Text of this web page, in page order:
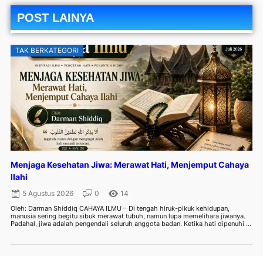
POST LAINYA
TAK BERKATEGORI
Menjaga Kesehatan Jiwa: Merawat Hati, Menjemput Cahaya
Ilahi
5 Agustus 2026 0 14
Oleh: Darman Shiddiq CAHAYA ILMU – Di tengah hiruk-pikuk kehidupan,
manusia sering begitu sibuk merawat tubuh, namun lupa memelihara jiwanya.
Padahal, jiwa adalah pengendali seluruh anggota badan. Ketika hati dipenuhi ...